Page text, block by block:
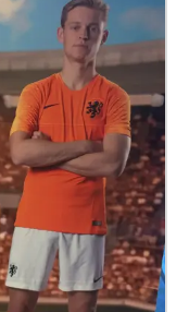
het holst van de
is het tijd voor
je de bestaande
Thomas
Joël Vegt